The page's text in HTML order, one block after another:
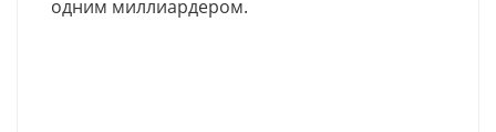
одним миллиардером.